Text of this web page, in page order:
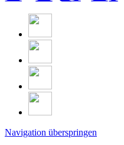
Navigation überspringen